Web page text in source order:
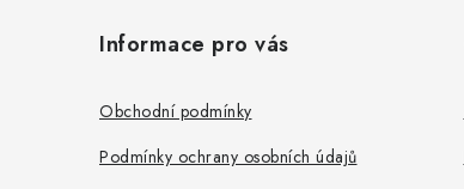
Informace pro vás
Obchodní podmínky
Podmínky ochrany osobních údajů